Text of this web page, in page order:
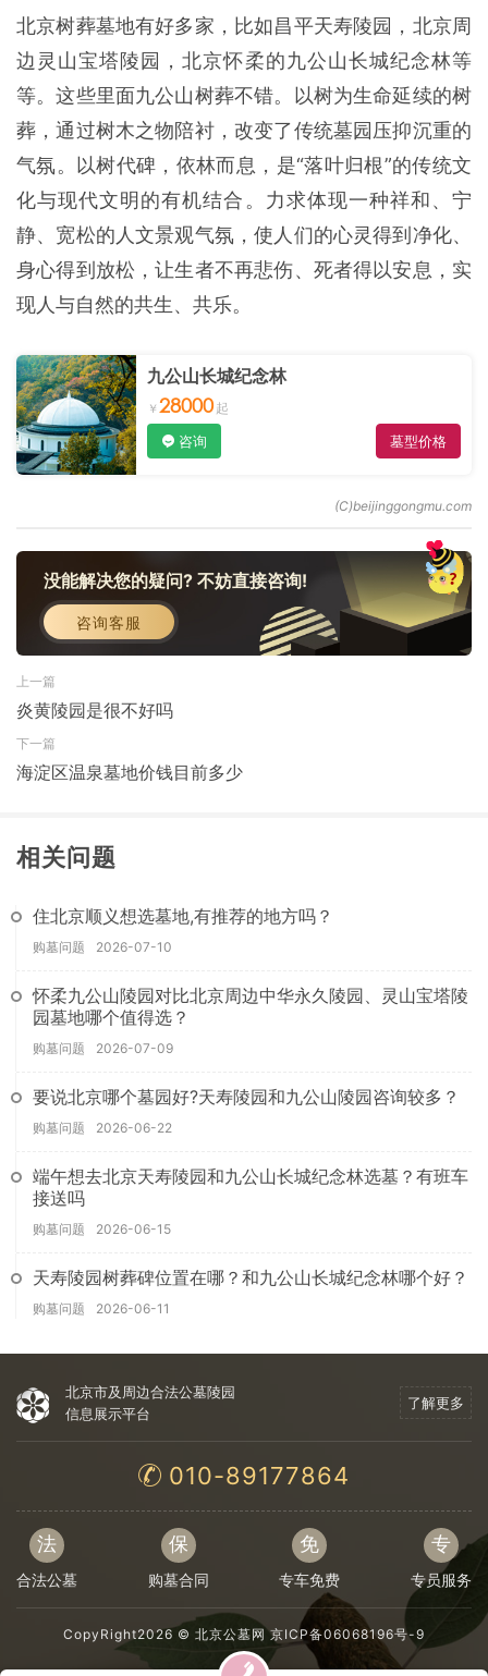
北京树葬墓地有好多家，比如昌平天寿陵园，北京周
边灵山宝塔陵园，北京怀柔的九公山长城纪念林等
等。这些里面九公山树葬不错。以树为生命延续的树
葬，通过树木之物陪衬，改变了传统墓园压抑沉重的
气氛。以树代碑，依林而息，是“落叶归根”的传统文
化与现代文明的有机结合。力求体现一种祥和、宁
静、宽松的人文景观气氛，使人们的心灵得到净化、
身心得到放松，让生者不再悲伤、死者得以安息，实
现人与自然的共生、共乐。
九公山长城纪念林
28000
咨询 墓型价格
没能解决您的疑问? 不妨直接咨询!
咨询客服
上一篇
炎黄陵园是很不好吗
下一篇
海淀区温泉墓地价钱目前多少
相关问题
住北京顺义想选墓地,有推荐的地方吗？
购墓问题 2026-07-10
怀柔九公山陵园对比北京周边中华永久陵园、灵山宝塔陵
园墓地哪个值得选？
购墓问题 2026-07-09
要说北京哪个墓园好?天寿陵园和九公山陵园咨询较多？
购墓问题 2026-06-22
端午想去北京天寿陵园和九公山长城纪念林选墓？有班车
接送吗
购墓问题 2026-06-15
天寿陵园树葬碑位置在哪？和九公山长城纪念林哪个好？
购墓问题 2026-06-11
北京市及周边合法公墓陵园
信息展示平台
了解更多
010-89177864
法
合法公墓
保
购墓合同
免
专车免费
专
专员服务
CopyRight2026 © 北京公墓网 京ICP备06068196号-9